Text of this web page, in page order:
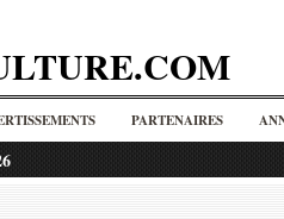
PARTENAIRES